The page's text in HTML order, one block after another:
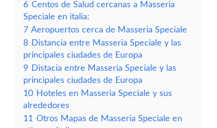
6 Centos de Salud cercanas a Masseria
Speciale en italia:
7 Aeropuertos cerca de Masseria Speciale
8 Distancia entre Masseria Speciale y las
principales ciudades de Europa
9 Distacia entre Masseria Speciale y las
principales ciudades de Europa
10 Hoteles en Masseria Speciale y sus
alrededores
11 Otros Mapas de Masseria Speciale en